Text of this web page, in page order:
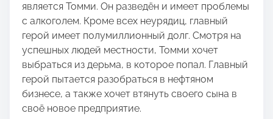
является Томми. Он разведён и имеет проблемы
с алкоголем. Кроме всех неурядиц, главный
герой имеет полумиллионный долг. Смотря на
успешных людей местности, Томми хочет
выбраться из дерьма, в которое попал. Главный
герой пытается разобраться в нефтяном
бизнесе, а также хочет втянуть своего сына в
своё новое предприятие.